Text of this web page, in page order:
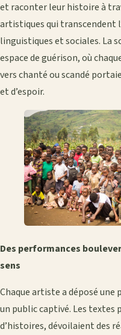
et raconter leur histoire à
artistiques qui transcendent
linguistiques et sociales. La
espace de guérison, où
vers chanté ou scandé
et d’espoir.
Des performances
sens
Chaque artiste a déposé
un public captivé. Les textes
d’histoires, dévoilaient des